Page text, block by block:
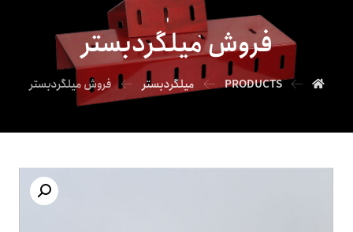
فروش میلگردبستر
PRODUCTS میلگردبستر فروش میلگردبستر